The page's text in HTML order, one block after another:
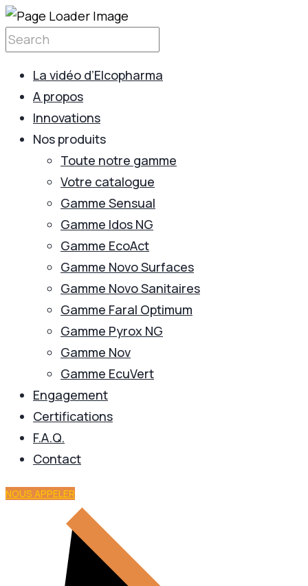
La vidéo d’Elcopharma
A propos
Innovations
Nos produits
Toute notre gamme
Votre catalogue
Gamme Sensual
Gamme Idos NG
Gamme EcoAct
Gamme Novo Surfaces
Gamme Novo Sanitaires
Gamme Faral Optimum
Gamme Pyrox NG
Gamme Nov
Gamme EcuVert
Engagement
Certifications
F.A.Q.
Contact
NOUS APPELER